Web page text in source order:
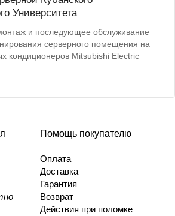
Университета
и последующее обслуживание
серверного помещения на
кондиционеров Mitsubishi Electric
Помощь покупателю
Оплата
Доставка
Гарантия
Возврат
Действия при поломке